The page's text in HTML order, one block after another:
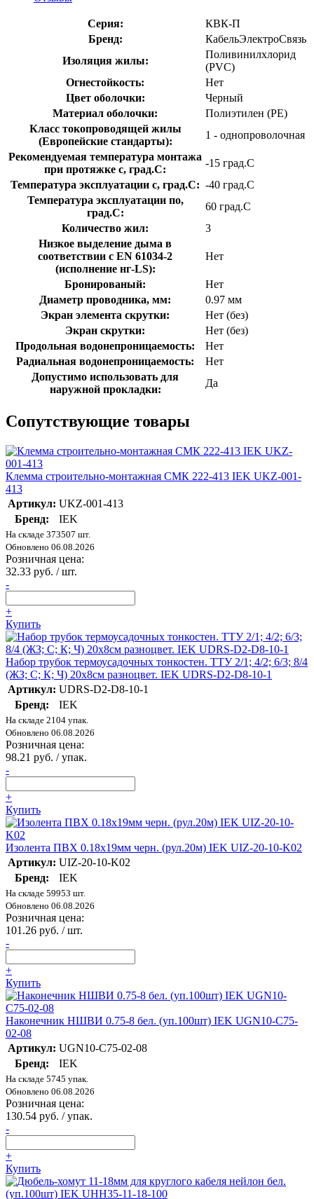
Серия:
КВК-П
Бренд:
КабельЭлектроСвязь
Изоляция жилы:
Поливинилхлорид
(PVC)
Огнестойкость:
Нет
Цвет оболочки:
Черный
Материал оболочки:
Полиэтилен (PE)
Класс токопроводящей жилы
(Европейские стандарты):
1 - однопроволочная
Рекомендуемая температура монтажа
при протяжке с, град.C:
-15 град.C
Температура эксплуатации с, град.C: -40 град.C
Температура эксплуатации по,
град.C:
60 град.C
Количество жил:
3
Низкое выделение дыма в
соответствии с EN 61034-2
(исполнение нг-LS):
Нет
Бронированый:
Нет
Диаметр проводника, мм:
0.97 мм
Экран элемента скрутки:
Нет (без)
Экран скрутки:
Нет (без)
Продольная водонепроницаемость:
Нет
Радиальная водонепроницаемость:
Нет
Допустимо использовать для
наружной прокладки:
Да
Сопутствующие товары
Клемма строительно-монтажная СМК 222-413 IEK UKZ-001-
413
Артикул: UKZ-001-413
Бренд:
IEK
На складе 373507 шт.
Обновлено 06.08.2026
Розничная цена:
32.33 руб. / шт.
-
+
Купить
Набор трубок термоусадочных тонкостен. ТТУ 2/1; 4/2; 6/3; 8/4
(ЖЗ; С; К; Ч) 20х8см разноцвет. IEK UDRS-D2-D8-10-1
Артикул: UDRS-D2-D8-10-1
Бренд:
IEK
На складе 2104 упак.
Обновлено 06.08.2026
Розничная цена:
98.21 руб. / упак.
-
+
Купить
Изолента ПВХ 0.18х19мм черн. (рул.20м) IEK UIZ-20-10-K02
Артикул: UIZ-20-10-K02
Бренд:
IEK
На складе 59953 шт.
Обновлено 06.08.2026
Розничная цена:
101.26 руб. / шт.
-
+
Купить
Наконечник НШВИ 0.75-8 бел. (уп.100шт) IEK UGN10-C75-
02-08
Артикул: UGN10-C75-02-08
Бренд:
IEK
На складе 5745 упак.
Обновлено 06.08.2026
Розничная цена:
130.54 руб. / упак.
-
+
Купить